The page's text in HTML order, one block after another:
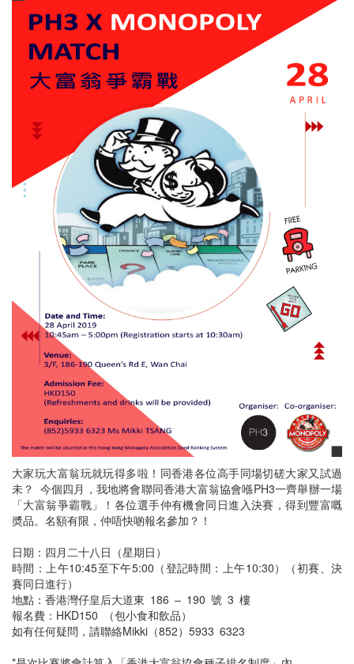
大家玩大富翁玩就玩得多啦！同香港各位高手同場切磋大家又試過
未？ 今個四月，我地將會聯同香港大富翁協會喺PH3一齊舉辦一場
「大富翁爭霸戰」！各位選手仲有機會同日進入決賽，得到豐富嘅
奬品。名額有限，仲唔快啲報名參加？！
日期：四月二十八日（星期日）
時間：上午10:45至下午5:00（登記時間：上午10:30）（初賽、決
賽同日進行）
地點：香港灣仔皇后大道東 186 – 190 號 3 樓
報名費：HKD150 （包小食和飲品）
如有任何疑問，請聯絡Mikki（852）5933 6323